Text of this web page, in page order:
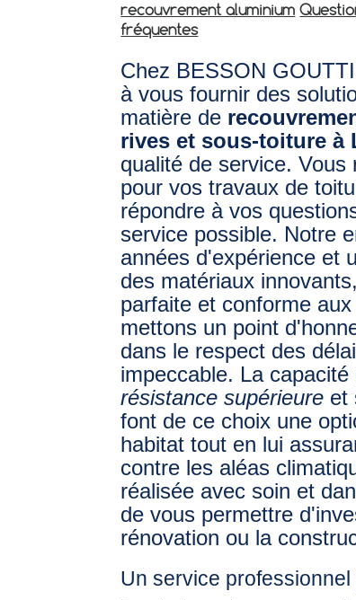
recouvrement aluminium
fréquentes
Chez BESSON
à vous fournir des
matière de
rives et sous-toiture à
qualité de service.
pour vos travaux de
répondre à vos
service possible. Notre
années d'expérience et
des matériaux
parfaite et conforme
mettons un point
dans le respect des
impeccable. La
résistance supérieure et
font de ce choix une
habitat tout en lui
contre les aléas
réalisée avec soin et
de vous permettre
rénovation ou la
Un service